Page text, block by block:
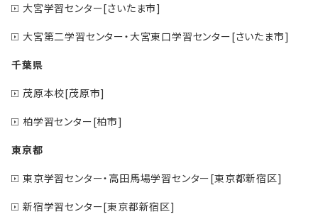
大宮学習センター[さいたま市]
大宮第二学習センター・大宮東口学習センター[さいたま市]
千葉県
茂原本校[茂原市]
柏学習センター[柏市]
東京都
東京学習センター・高田馬場学習センター[東京都新宿区]
新宿学習センター[東京都新宿区]